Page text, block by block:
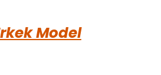
Model